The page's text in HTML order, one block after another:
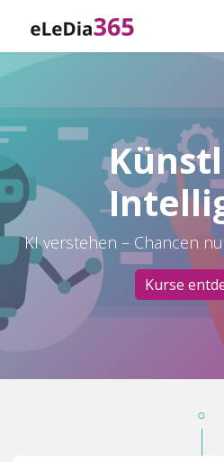
KI verstehen – Chancen
Kurse
○